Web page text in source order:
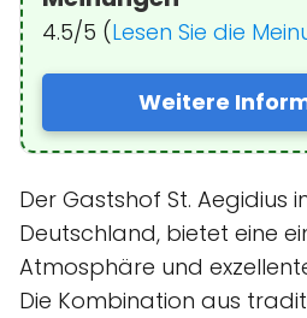
4.5/5 (Lesen Sie die
Weitere
Der Gastshof St. Aegidius
Deutschland, bietet eine
Atmosphäre und
Die Kombination aus